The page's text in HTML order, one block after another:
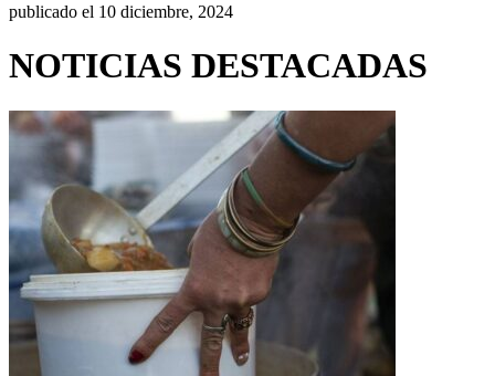
publicado el 10 diciembre, 2024
NOTICIAS DESTACADAS